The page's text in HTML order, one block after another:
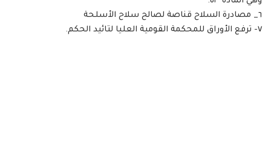
٦_ مصادرة السلاح قناصة لصالح سلاح الأسلحة
٧- ترفع الأوراق للمحكمة القومية العليا لتائيد الحكم.